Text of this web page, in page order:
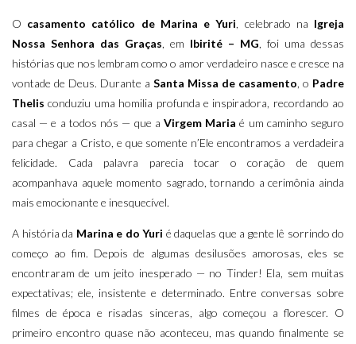
O casamento católico de Marina e Yuri, celebrado na Igreja
Nossa Senhora das Graças, em Ibirité – MG, foi uma dessas
histórias que nos lembram como o amor verdadeiro nasce e cresce na
vontade de Deus. Durante a Santa Missa de casamento, o Padre
Thelis conduziu uma homilia profunda e inspiradora, recordando ao
casal — e a todos nós — que a Virgem Maria é um caminho seguro
para chegar a Cristo, e que somente n’Ele encontramos a verdadeira
felicidade. Cada palavra parecia tocar o coração de quem
acompanhava aquele momento sagrado, tornando a cerimônia ainda
mais emocionante e inesquecível.
A história da Marina e do Yuri é daquelas que a gente lê sorrindo do
começo ao fim. Depois de algumas desilusões amorosas, eles se
encontraram de um jeito inesperado — no Tinder! Ela, sem muitas
expectativas; ele, insistente e determinado. Entre conversas sobre
filmes de época e risadas sinceras, algo começou a florescer. O
primeiro encontro quase não aconteceu, mas quando finalmente se